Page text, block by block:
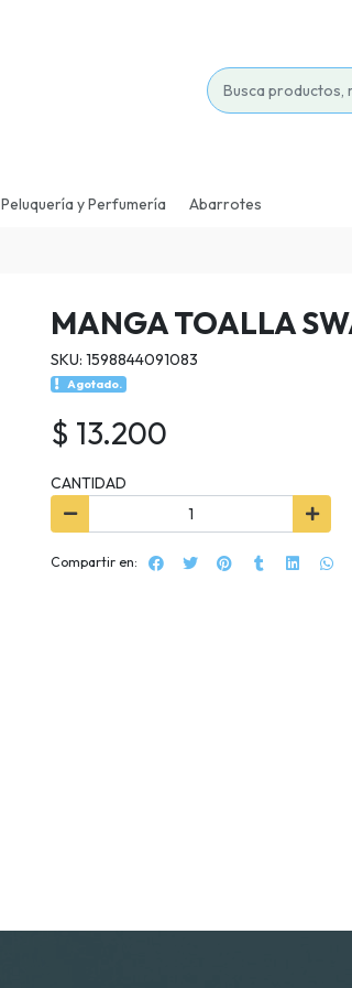
Peluquería y Perfumería Abarrotes
MANGA TOALLA
SKU: 1598844091083
Agotado.
$ 13.200
CANTIDAD
Compartir en: